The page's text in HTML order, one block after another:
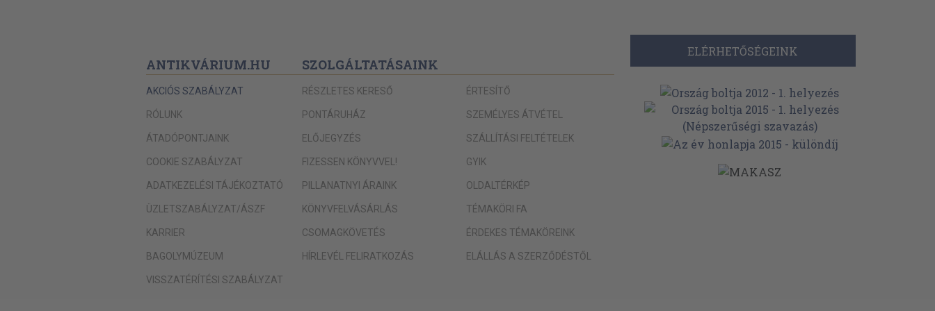
ANTIKVÁRIUM.HU
AKCIÓS SZABÁLYZAT
RÓLUNK
ÁTADÓPONTJAINK
COOKIE SZABÁLYZAT
ADATKEZELÉSI TÁJÉKOZTATÓ
ÜZLETSZABÁLYZAT/ÁSZF
KARRIER
BAGOLYMÚZEUM
VISSZATÉRÍTÉSI SZABÁLYZAT
SZOLGÁLTATÁSAINK
RÉSZLETES KERESŐ
PONTÁRUHÁZ
ELŐJEGYZÉS
FIZESSEN KÖNYVVEL!
PILLANATNYI ÁRAINK
KÖNYVFELVÁSÁRLÁS
CSOMAGKÖVETÉS
HÍRLEVÉL FELIRATKOZÁS
ÉRTESÍTŐ
SZEMÉLYES ÁTVÉTEL
SZÁLLÍTÁSI FELTÉTELEK
GYIK
OLDALTÉRKÉP
TÉMAKÖRI FA
ÉRDEKES TÉMAKÖREINK
ELÁLLÁS A SZERZŐDÉSTŐL
ELÉRHETŐSÉGEINK